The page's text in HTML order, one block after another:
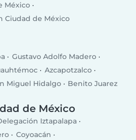
México
Ciudad de México
Gustavo Adolfo Madero
Azcapotzalco
Miguel Hidalgo Benito Juarez
de México
Iztapalapa
Coyoacán